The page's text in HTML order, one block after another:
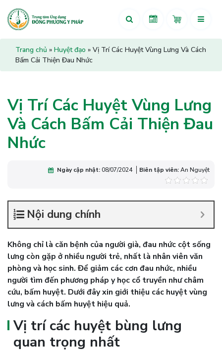
Trang chủ » Huyệt đạo » Vị Trí Các Huyệt Vùng Lưng Và Cách
Bấm Cải Thiện Đau Nhức
Vị Trí Các Huyệt Vùng Lưng
Và Cách Bấm Cải Thiện Đau
Nhức
Ngày cập nhật:08/07/2024 Biên tập viên:An Nguyệt
Nội dung chính
Không chỉ là căn bệnh của người già, đau nhức cột sống
lưng còn gặp ở nhiều người trẻ, nhất là nhân viên văn
phòng và học sinh. Để giảm các cơn đau nhức, nhiều
người tìm đến phương pháp y học cổ truyền như châm
cứu, bấm huyệt. Dưới đây xin giới thiệu các huyệt vùng
lưng và cách bấm huyệt hiệu quả.
Vị trí các huyệt bùng lưng
quan trọng nhất